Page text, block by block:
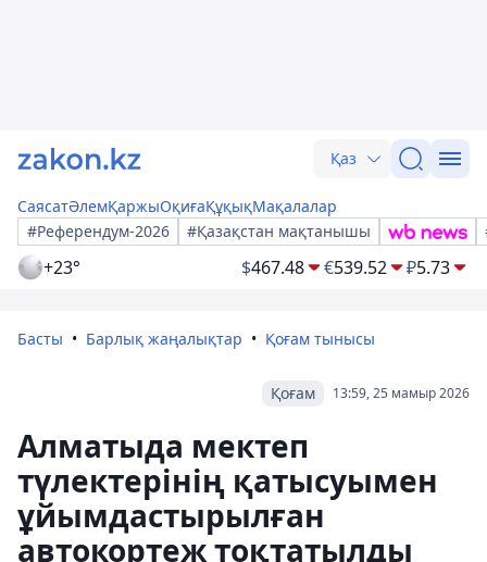
Қаз
СаясатӘлемҚаржыОқиғаҚұқықМақалалар
#Референдум-2026
#Қазақстан мақтанышы
+23° $467.48 €539.52 ₽5.73
Басты Барлық жаңалықтар Қоғам тынысы
13:59, 25 мамыр 2026
Қоғам
Алматыда мектеп
түлектерінің қатысуымен
ұйымдастырылған
автокортеж тоқтатылды